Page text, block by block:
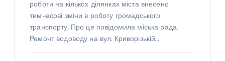
роботи на кількох ділянках міста внесено
тимчасові зміни в роботу громадського
транспорту. Про це повідомила міська рада.
Ремонт водоводу на вул. Криворізькій…